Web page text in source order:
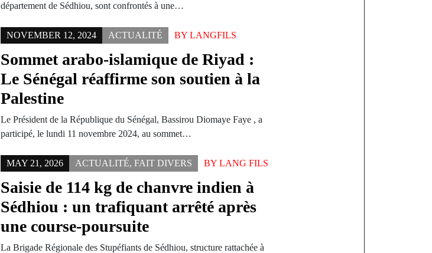
département de Sédhiou, sont confrontés à une…
NOVEMBER 12, 2024 ACTUALITÉ BYLANGFILS
Sommet arabo-islamique de Riyad :
Le Sénégal réaffirme son soutien à la
Palestine
Le Président de la République du Sénégal, Bassirou Diomaye Faye , a
participé, le lundi 11 novembre 2024, au sommet…
MAY 21, 2026 ACTUALITÉ,FAIT DIVERS BYLANG FILS
Saisie de 114 kg de chanvre indien à
Sédhiou : un trafiquant arrêté après
une course-poursuite
La Brigade Régionale des Stupéfiants de Sédhiou, structure rattachée à